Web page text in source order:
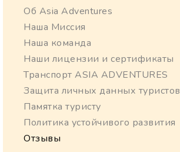
Об Asia Adventures
Наша Миссия
Наша команда
Наши лицензии и сертификаты
Транспорт ASIA ADVENTURES
Защита личных данных туристов
Памятка туристу
Политика устойчивого развития
Отзывы